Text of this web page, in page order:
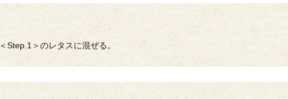
Step.1＞のレタスに混ぜる。